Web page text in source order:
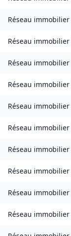
Réseau immobilier
Réseau immobilier
Réseau immobilier
Réseau immobilier
Réseau immobilier
Réseau immobilier
Réseau immobilier
Réseau immobilier
Réseau immobilier
Réseau immobilier